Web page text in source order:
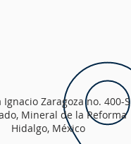
Ignacio Zaragoza no. 400-S
Mineral de la Reforma
Hidalgo, México